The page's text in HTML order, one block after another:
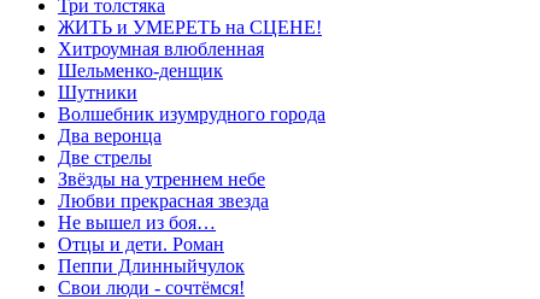
Три толстяка
ЖИТЬ и УМЕРЕТЬ на СЦЕНЕ!
Хитроумная влюбленная
Шельменко-денщик
Шутники
Волшебник изумрудного города
Два веронца
Две стрелы
Звёзды на утреннем небе
Любви прекрасная звезда
Не вышел из боя…
Отцы и дети. Роман
Пеппи Длинныйчулок
Свои люди - сочтёмся!